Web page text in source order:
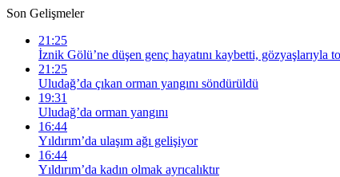
Son Gelişmeler
21:25
İznik Gölü’ne düşen genç hayatını kaybetti, gözyaşlarıyla
21:25
Uludağ’da çıkan orman yangını söndürüldü
19:31
Uludağ’da orman yangını
16:44
Yıldırım’da ulaşım ağı gelişiyor
16:44
Yıldırım’da kadın olmak ayrıcalıktır